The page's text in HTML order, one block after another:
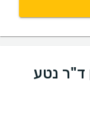
ד"ר נטע